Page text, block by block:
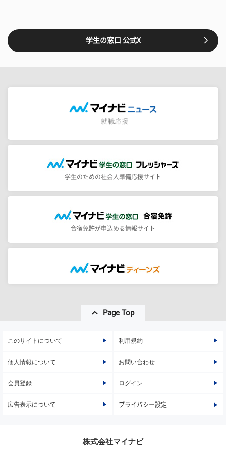
学生の窓口 公式X
学生のための社会人準備応援サイト
合宿免許が申込める情報サイト
Page Top
このサイトについて 利用規約
個人情報について お問い合わせ
会員登録 ログイン
広告表示について プライバシー設定
株式会社マイナビ